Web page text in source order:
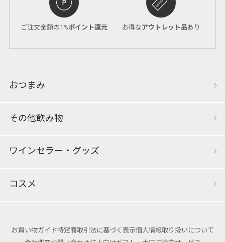
ご注文金額の1%ポイント還元 お得なアウトレット品あり
おつまみ
その他飲み物
ワインセラー・グッズ
コスメ
お買い物ガイド特定商取引法に基づく表示個人情報取り扱いについて